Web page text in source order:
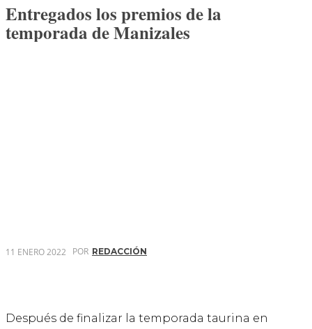
Entregados los premios de la
temporada de Manizales
11 ENERO 2022 POR REDACCIÓN
Después de finalizar la temporada taurina en